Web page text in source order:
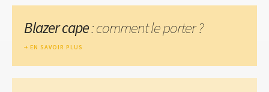
Blazer cape: comment le porter ?
EN SAVOIR PLUS